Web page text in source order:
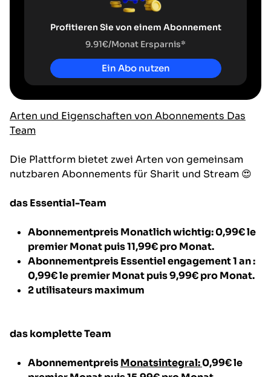
Profitieren Sie von einem Abonnement
9.91€/Monat Ersparnis*
Ein Abo nutzen
Arten und Eigenschaften von Abonnements Das
Team
Die Plattform bietet zwei Arten von gemeinsam
nutzbaren Abonnements für Sharit und Stream 😍
das Essential-Team
AbonnementpreisMonatlich wichtig:0,99€ le
premier Monat puis 11,99€ pro Monat.
AbonnementpreisEssentiel engagement 1 an :
0,99€ le premier Monat puis 9,99€ pro Monat.
2 utilisateurs maximum
das komplette Team
AbonnementpreisMonatsintegral:0,99€ le